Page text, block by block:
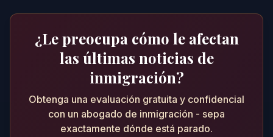
¿Le preocupa cómo le afectan
las últimas noticias de
inmigración?
Obtenga una evaluación gratuita y confidencial
con un abogado de inmigración - sepa
exactamente dónde está parado.